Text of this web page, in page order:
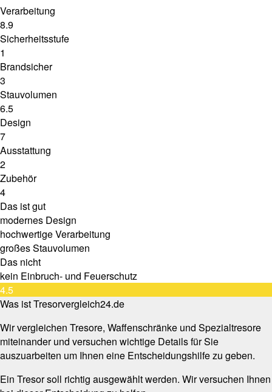
Verarbeitung
8.9
Sicherheitsstufe
1
Brandsicher
3
Stauvolumen
6.5
Design
7
Ausstattung
2
Zubehör
4
Das ist gut
modernes Design
hochwertige Verarbeitung
großes Stauvolumen
Das nicht
kein Einbruch- und Feuerschutz
4.5
Was ist Tresorvergleich24.de
Wir vergleichen Tresore, Waffenschränke und Spezialtresore
miteinander und versuchen wichtige Details für Sie
auszuarbeiten um Ihnen eine Entscheidungshilfe zu geben.
Ein Tresor soll richtig ausgewählt werden. Wir versuchen Ihnen